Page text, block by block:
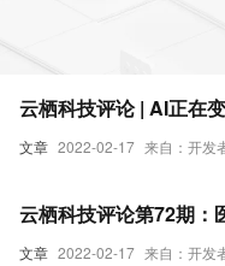
文章 2022-02-17 来自：开发
云栖科技评论 | AI正在
文章 2022-02-17 来自：开发
云栖科技评论第72期：